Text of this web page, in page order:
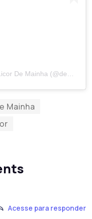
Mainha
Acesse para responder